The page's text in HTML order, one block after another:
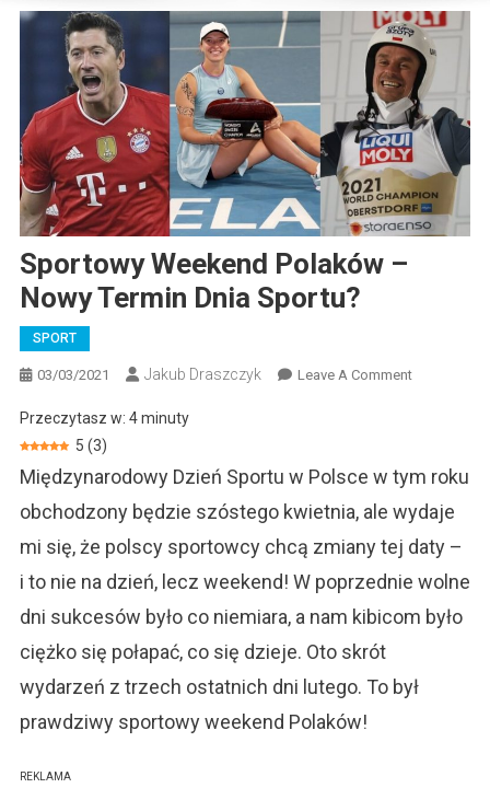
Sportowy Weekend Polaków –
Nowy Termin Dnia Sportu?
SPORT
03/03/2021 Jakub Draszczyk Leave A CommentOn
–
Nowy
Termin
Dnia
Sportu?
Przeczytasz w: 4minuty
5 (3)
Międzynarodowy Dzień Sportu w Polsce w tym roku
obchodzony będzie szóstego kwietnia, ale wydaje
mi się, że polscy sportowcy chcą zmiany tej daty –
i to nie na dzień, lecz weekend! W poprzednie wolne
dni sukcesów było co niemiara, a nam kibicom było
ciężko się połapać, co się dzieje. Oto skrót
wydarzeń z trzech ostatnich dni lutego. To był
prawdziwy sportowy weekend Polaków!
REKLAMA